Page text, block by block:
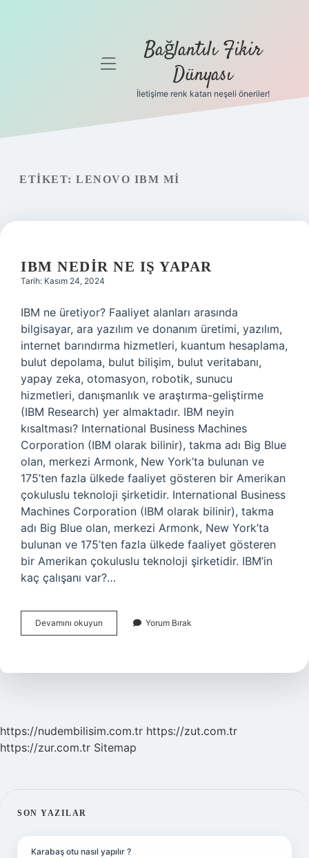
Gizlilik
Yasal Uyarı
Hakkımızda
menüyü
Bağlantılı Fikir
Dünyası
İletişime renk katan neşeli öneriler!
ETIKET: LENOVO IBM MI
IBM NEDIR NE IŞ YAPAR
Tarih: Kasım 24, 2024
IBM ne üretiyor? Faaliyet alanları arasında
bilgisayar, ara yazılım ve donanım üretimi, yazılım,
internet barındırma hizmetleri, kuantum hesaplama,
bulut depolama, bulut bilişim, bulut veritabanı,
yapay zeka, otomasyon, robotik, sunucu
hizmetleri, danışmanlık ve araştırma-geliştirme
(IBM Research) yer almaktadır. IBM neyin
kısaltması? International Business Machines
Corporation (IBM olarak bilinir), takma adı Big Blue
olan, merkezi Armonk, New York’ta bulunan ve
175’ten fazla ülkede faaliyet gösteren bir Amerikan
çokuluslu teknoloji şirketidir. International Business
Machines Corporation (IBM olarak bilinir), takma
adı Big Blue olan, merkezi Armonk, New York’ta
bulunan ve 175’ten fazla ülkede faaliyet gösteren
bir Amerikan çokuluslu teknoloji şirketidir. IBM’in
kaç çalışanı var?…
Devamını okuyun
Nedir
Yapar
Yorum Bırak
https://nudembilisim.com.tr https://zut.com.tr
https://zur.com.tr Sitemap
SIDEBAR
SON YAZILAR
Karabaş otu nasıl yapılır ?